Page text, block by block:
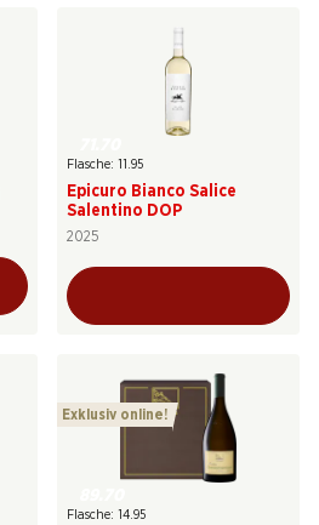
Flasche: 11.95
Epicuro Bianco Salice
Salentino DOP
2025
Exklusiv online!
Flasche: 14.95